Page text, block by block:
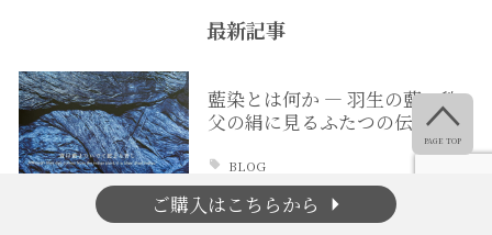
最新記事
藍染とは何か ― 羽生の藍、秩
父の絹に見るふたつの伝…
BLOG
ご購入はこちらから arrow_right

PAGE TOP